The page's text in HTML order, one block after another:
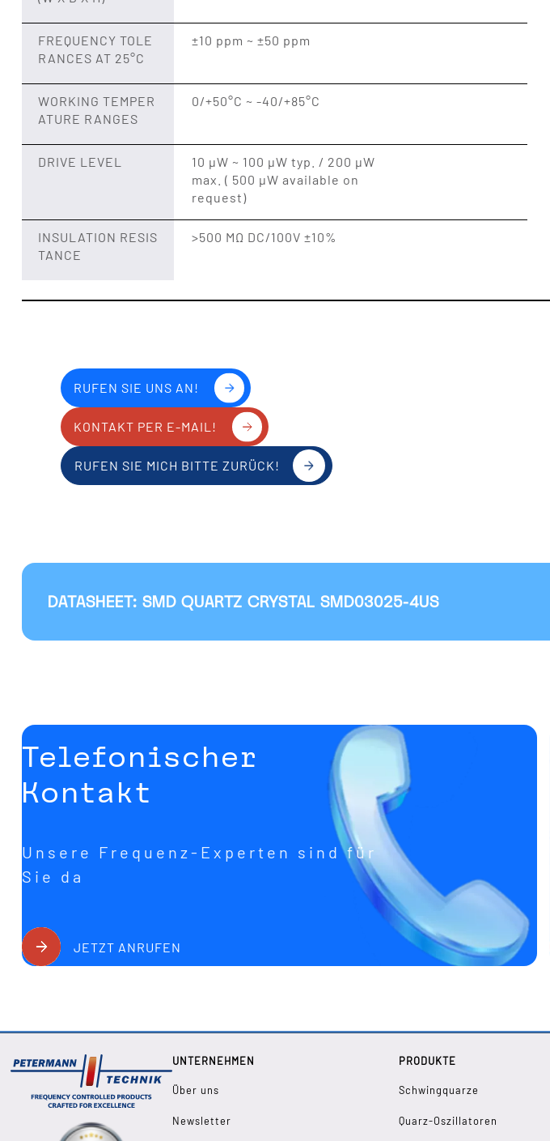
FREQUENCY TOLE
RANCES AT 25°C
±10 ppm ~ ±50 ppm
WORKING TEMPER
ATURE RANGES
0/+50°C ~ -40/+85°C
DRIVE LEVEL
10 μW ~ 100 μW typ. / 200 μW
max. ( 500 μW available on
request)
INSULATION RESIS
TANCE
>500 MΩ DC/100V ±10%
RUFEN SIE UNS AN!
KONTAKT PER E-MAIL!
RUFEN SIE MICH BITTE ZURÜCK!
DATASHEET: SMD QUARTZ CRYSTAL SMD03025-4US
Telefonischer
Kontakt
Unsere Frequenz-Experten sind für
Sie da
JETZT ANRUFEN
UNTERNEHMEN
Über uns
Newsletter
PRODUKTE
Schwingquarze
Quarz-Oszillatoren